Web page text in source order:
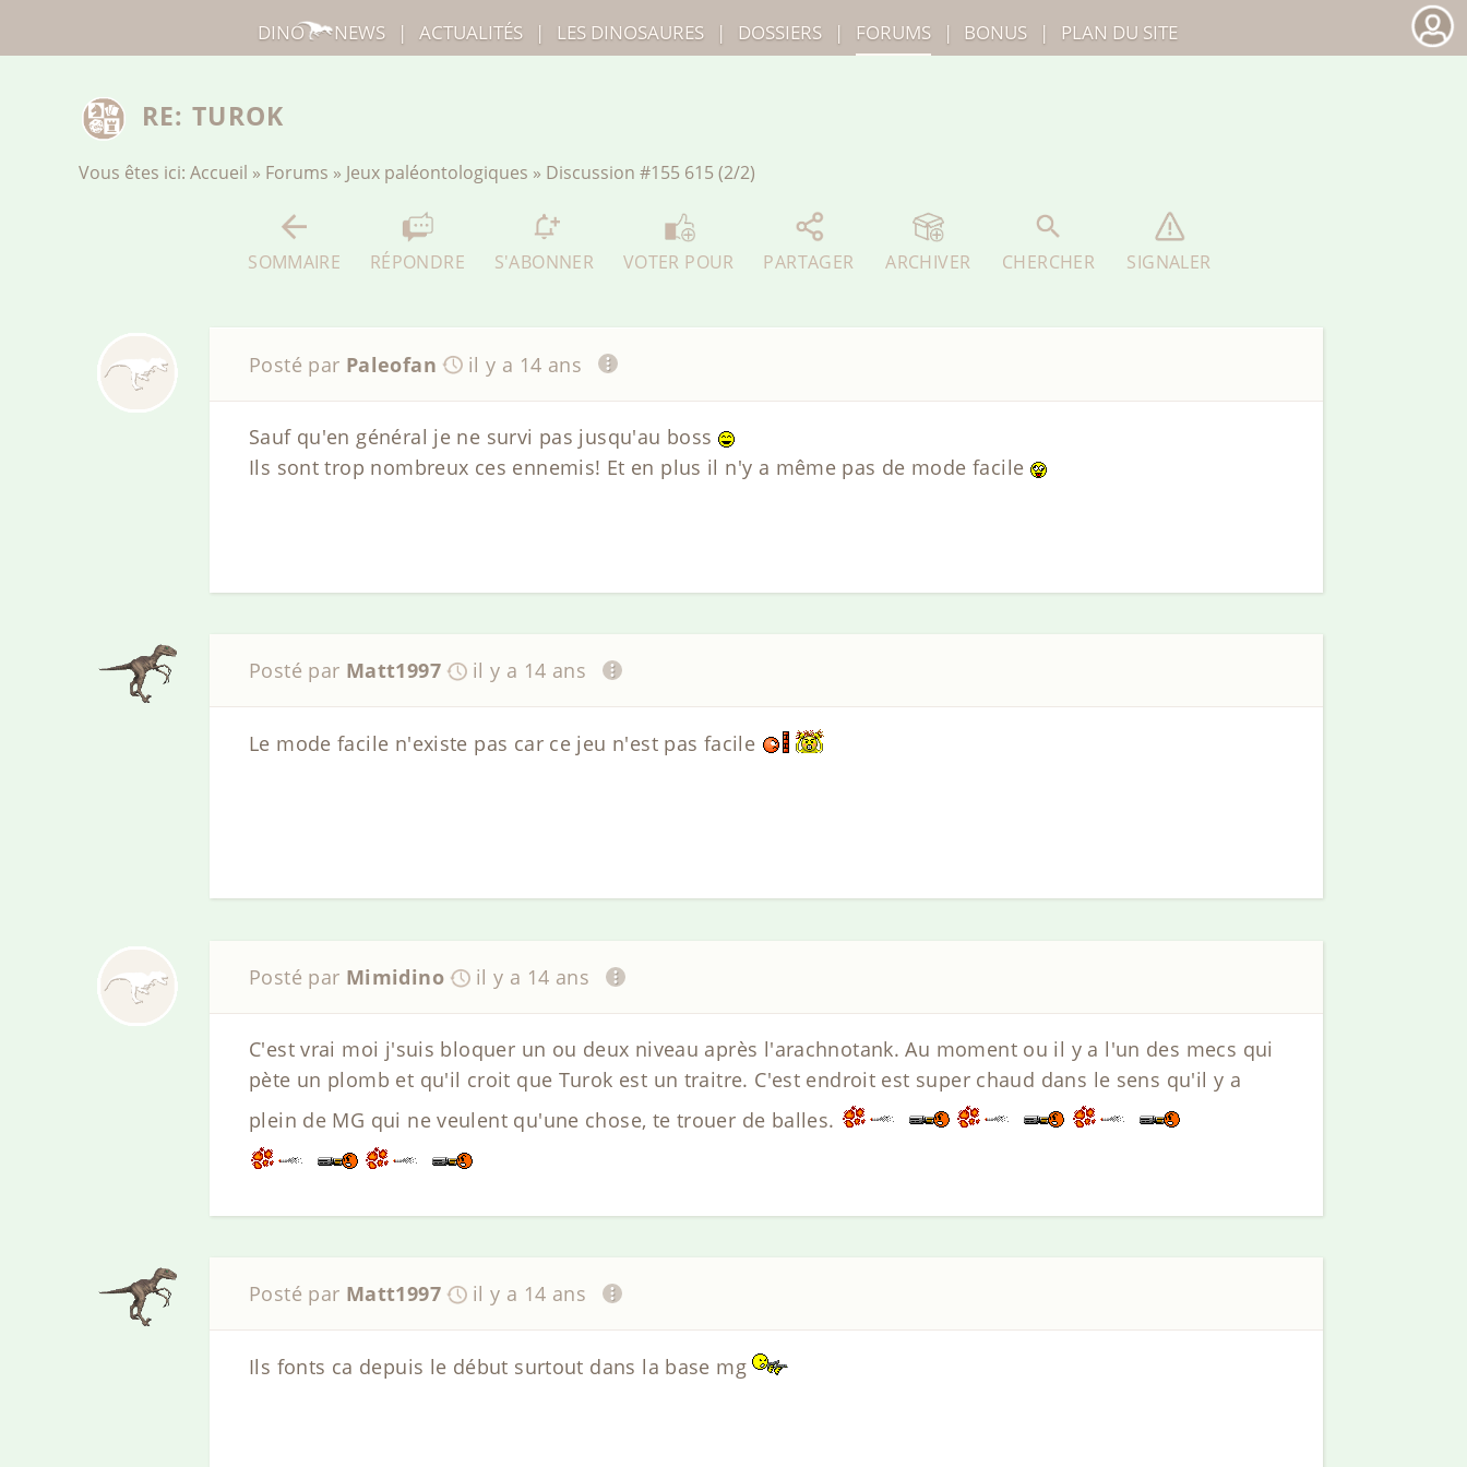
RE: TUROK
Vous êtes ici: Accueil » Forums » Jeux paléontologiques » Discussion #155 615 (2/2)
SOMMAIRE RÉPONDRE S'ABONNER VOTER POUR PARTAGER ARCHIVER CHERCHER SIGNALER
Posté par Paleofan il y a 14 ans
Sauf qu'en général je ne survi pas jusqu'au boss
Ils sont trop nombreux ces ennemis! Et en plus il n'y a même pas de mode facile
Posté par Matt1997 il y a 14 ans
Le mode facile n'existe pas car ce jeu n'est pas facile
Posté par Mimidino il y a 14 ans
C'est vrai moi j'suis bloquer un ou deux niveau après l'arachnotank. Au moment ou il y a l'un des mecs qui
pète un plomb et qu'il croit que Turok est un traitre. C'est endroit est super chaud dans le sens qu'il y a
plein de MG qui ne veulent qu'une chose, te trouer de balles.
Posté par Matt1997 il y a 14 ans
Ils fonts ca depuis le début surtout dans la base mg
DINO NEWS | ACTUALITÉS | LES DINOSAURES | DOSSIERS | FORUMS | BONUS | PLAN DU SITE